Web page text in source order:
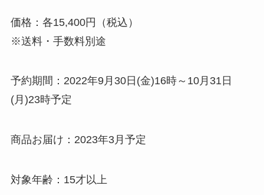
価格：各15,400円（税込）
※送料・手数料別途
予約期間：2022年9月30日(金)16時～10月31日
(月)23時予定
商品お届け：2023年3月予定
対象年齢：15才以上